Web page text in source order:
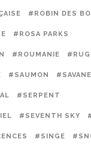
#ROBIN DES
#ROSA PARKS
#ROUMANIE
#SAUMON #SAVANE
#SERPENT
#SEVENTH SKY
#SINGE